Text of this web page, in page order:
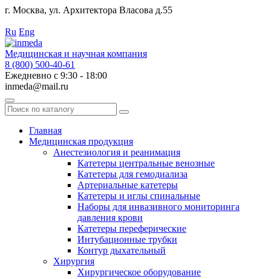
г. Москва, ул. Архитектора Власова д.55
Ru Eng
Медицинская и научная компания
8 (800) 500-40-61
Ежедневно с 9:30 - 18:00
inmeda@mail.ru
Поиск
по
каталогуГлавная
Медицинская продукция
Анестезиология и реанимация
Катетеры центральные венозные
Катетеры для гемодиализа
Артериальные катетеры
Катетеры и иглы спинальные
Наборы для инвазивного мониторинга
давления крови
Катетеры переферические
Интубационные трубки
Контур дыхательный
Хирургия
Хирургическое оборудование